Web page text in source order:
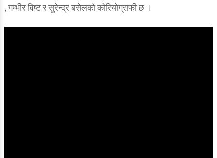
, गम्भीर विष्ट र सुरेन्द्र बसेलको कोरियोग्राफी छ ।